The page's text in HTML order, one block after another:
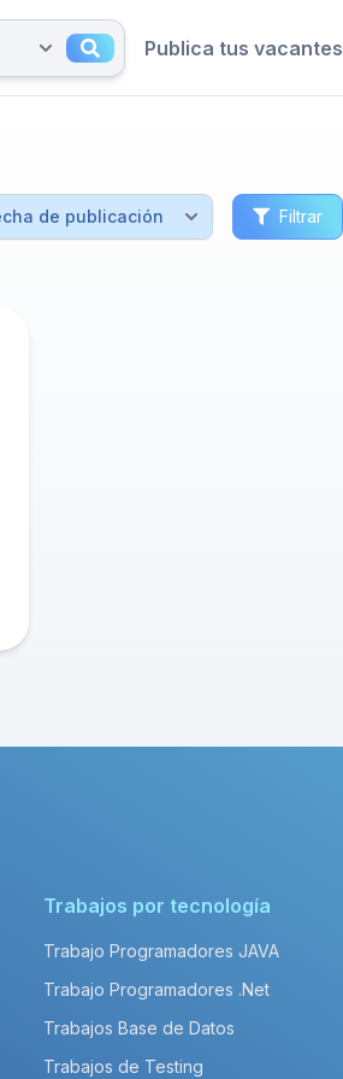
Publica tus vacantes
Filtrar
Trabajos por tecnología
Trabajo Programadores JAVA
Trabajo Programadores .Net
Trabajos Base de Datos
Trabajos de Testing